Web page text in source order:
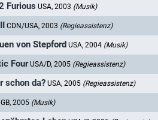
Furious USA, 2003 (Musik)
CDN/USA, 2003 (Regieassistenz)
von Stepford USA, 2004 (Musik)
Four USA/D, 2005 (Regieassistenz)
schon da? USA, 2005 (Regieassistenz)
GB, 2005 (Musik)